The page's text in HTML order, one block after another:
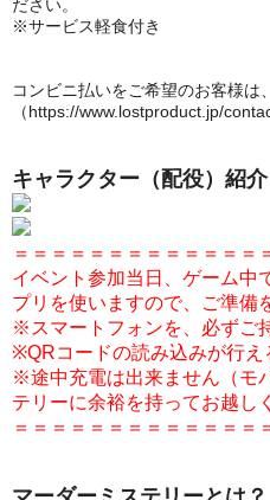
ださい。
※サービス軽食付き
コンビニ払いをご希望のお客様は
（https://www.lostproduct.jp/
キャラクター（配役）紹介
＝＝＝＝＝＝＝＝＝＝＝＝＝
イベント参加当日
、ゲーム
プリを使いますので、ご準備
※スマートフォンを、必ずご
※QRコードの読み込みが行え
※途中充電は出来ません（モ
テリーに余裕を持ってお越し
＝＝＝＝＝＝＝＝＝＝＝＝＝